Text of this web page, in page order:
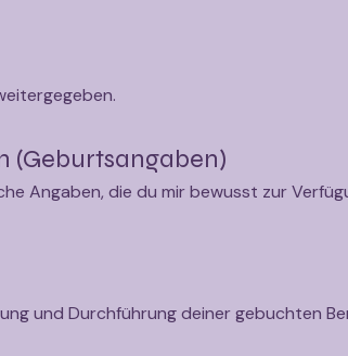
(Geburtsangaben)
Angaben, die du mir bewusst zur
und Durchführung deiner gebuchten